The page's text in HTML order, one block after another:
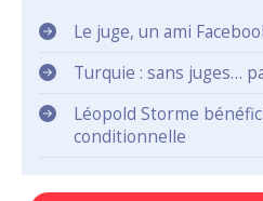
Le juge, un ami
Turquie : sans juges…
Léopold Storme
conditionnelle